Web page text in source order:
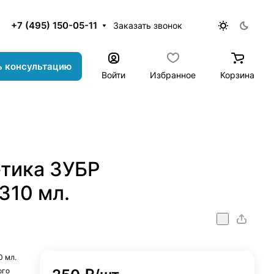
+7 (495) 150-05-11 Заказать звонок
консультацию
Войти Избранное Корзина
ЗУБР
мл.
мл.